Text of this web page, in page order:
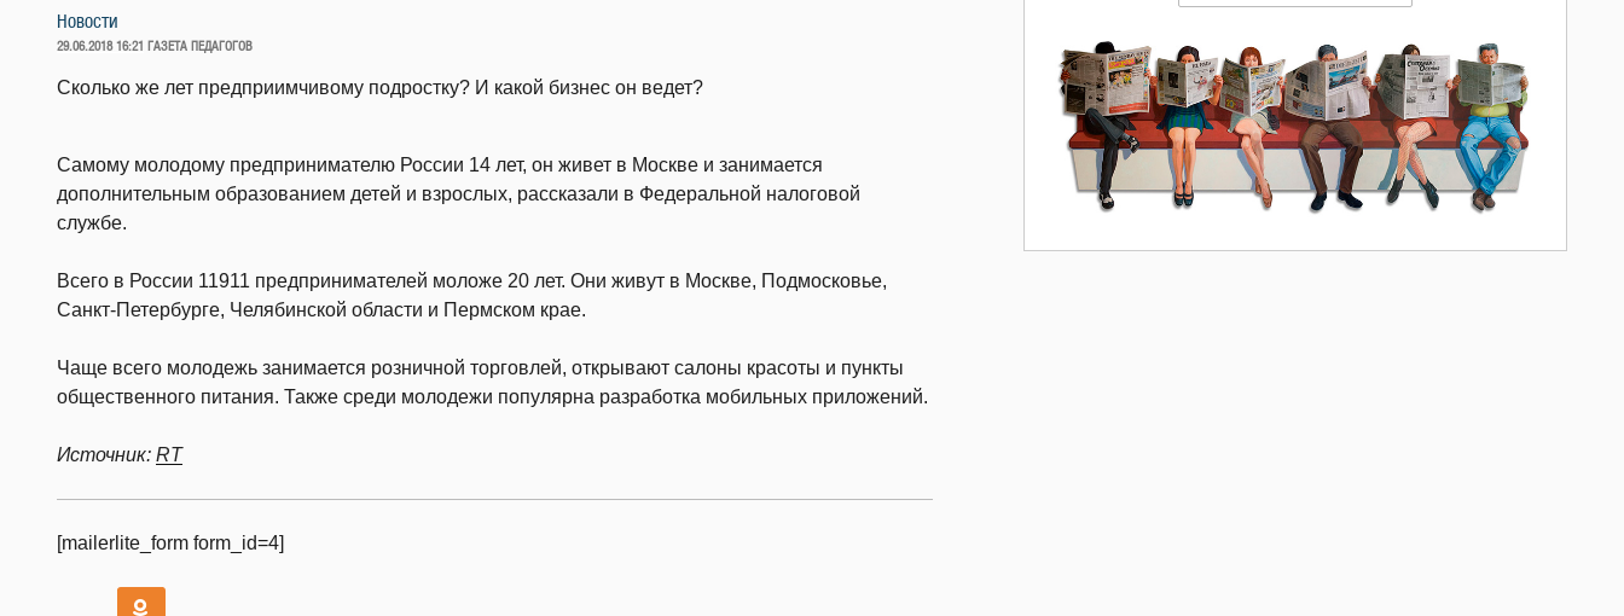
Новости
ОПУБЛИКОВАНО
29.06.2018 16:21 ГАЗЕТА ПЕДАГОГОВ
Сколько же лет предприимчивому подростку? И какой бизнес он ведет?
Самому молодому предпринимателю России 14 лет, он живет в Москве и занимается
дополнительным образованием детей и взрослых, рассказали в Федеральной налоговой
службе.
Всего в России 11911 предпринимателей моложе 20 лет. Они живут в Москве, Подмосковье,
Санкт-Петербурге, Челябинской области и Пермском крае.
Чаще всего молодежь занимается розничной торговлей, открывают салоны красоты и пункты
общественного питания. Также среди молодежи популярна разработка мобильных приложений.
Источник: RT
[mailerlite_form form_id=4]